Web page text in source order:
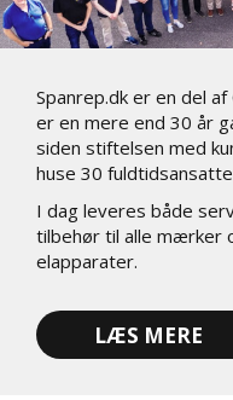
Spanrep.dk er en del
er en mere end 30 år
siden stiftelsen med
huse 30
I dag leveres både
tilbehør til alle mærker
elapparater.
LÆS MERE